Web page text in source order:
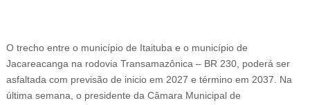
O trecho entre o município de Itaituba e o município de
Jacareacanga na rodovia Transamazônica – BR 230, poderá ser
asfaltada com previsão de inicio em 2027 e término em 2037. Na
última semana, o presidente da Câmara Municipal de